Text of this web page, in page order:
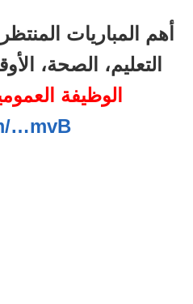
أهم المباريات
التعليم، الصحة،
الوظيفة
…mvB